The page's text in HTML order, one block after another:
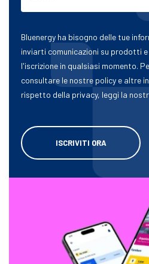
Bluenergy ha bisogno delle tue
inviarti comunicazioni su prodotti e
l'iscrizione in qualsiasi momento.
consultare le nostre policy e altre
rispetto della privacy, leggi la